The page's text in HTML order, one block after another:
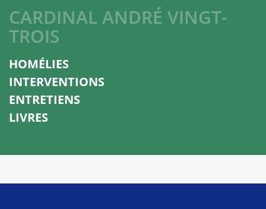
CARDINAL ANDRÉ VINGT-
TROIS
HOMÉLIES
INTERVENTIONS
ENTRETIENS
LIVRES